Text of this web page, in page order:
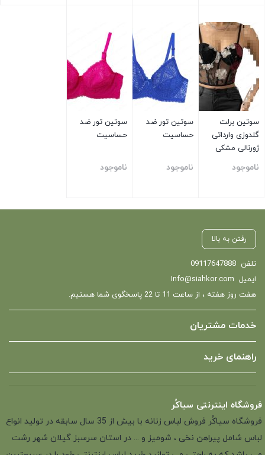
سوتین برلت
گلدوزی وارداتی
ژورنالی مشکی
ناموجود
سوتین تور ضد
حساسیت
ناموجود
سوتین تور ضد
حساسیت
ناموجود
رفتن به بالا
تلفن 09117647888
ایمیل Info@siahkor.com
هفت روز هفته ، از ساعت 11 تا 22 پاسخگوی شما هستیم.
خدمات مشتریان
راهنمای خرید
فروشگاه اینترنتی سیاکُر
فروشگاه سیاکُر فروش لباس زنانه با بیش از 35 سال سابقه در تولید انواع
لباس شامل پیراهن نخی ، شومیز و ... در استان سرسبز گیلان شهر رشت